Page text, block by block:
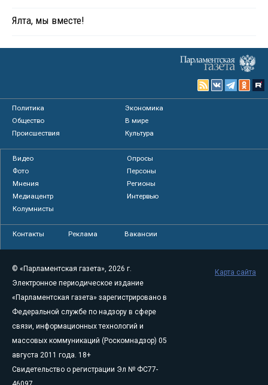
Ялта, мы вместе!
Политика
Экономика
Общество
В мире
Происшествия
Культура
Видео
Опросы
Фото
Персоны
Мнения
Регионы
Медиацентр
Интервью
Колумнисты
Контакты Реклама Вакансии
© «Парламентская газета», 2026 г.
Электронное периодическое издание
«Парламентская газета» зарегистрировано в
Федеральной службе по надзору в сфере
связи, информационных технологий и
массовых коммуникаций (Роскомнадзор) 05
августа 2011 года. 18+
Свидетельство о регистрации Эл № ФС77-
Карта сайта